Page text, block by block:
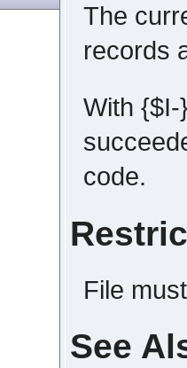
The
records
With
code.
File
See